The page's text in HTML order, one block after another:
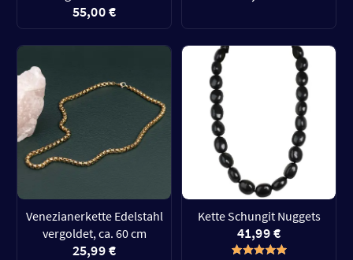
55,00 €
Venezianerkette Edelstahl
vergoldet, ca. 60 cm
25,99 €
Kette Schungit Nuggets
41,99 €